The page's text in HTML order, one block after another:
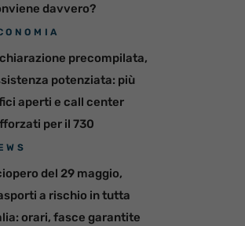
davvero?
precompilata,
potenziata: più
aperti e call center
per il 730
del 29 maggio,
a rischio in tutta
orari, fasce garantite